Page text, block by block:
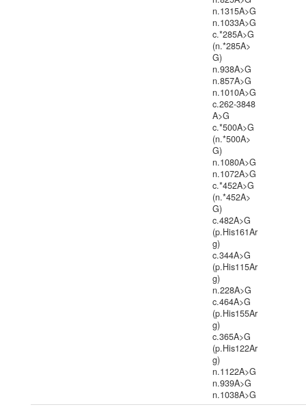
n.1315A>G
n.1033A>G
c.*285A>G
(n.*285A>
G)
n.938A>G
n.857A>G
n.1010A>G
c.262-3848
A>G
c.*500A>G
(n.*500A>
G)
n.1080A>G
n.1072A>G
c.*452A>G
(n.*452A>
G)
c.482A>G
(p.His161Ar
g)
c.344A>G
(p.His115Ar
g)
n.228A>G
c.464A>G
(p.His155Ar
g)
c.365A>G
(p.His122Ar
g)
n.1122A>G
n.939A>G
n.1038A>G